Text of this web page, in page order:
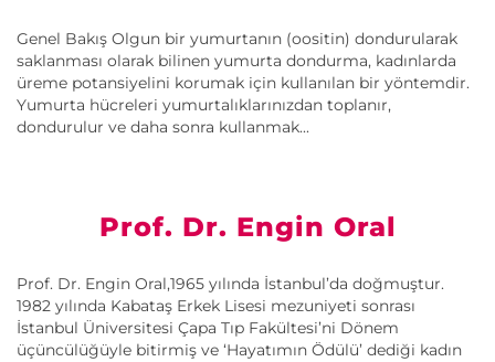
Genel Bakış Olgun bir yumurtanın (oositin) dondurularak
saklanması olarak bilinen yumurta dondurma, kadınlarda
üreme potansiyelini korumak için kullanılan bir yöntemdir.
Yumurta hücreleri yumurtalıklarınızdan toplanır,
dondurulur ve daha sonra kullanmak...
Prof. Dr. Engin Oral
Prof. Dr. Engin Oral,1965 yılında İstanbul’da doğmuştur.
1982 yılında Kabataş Erkek Lisesi mezuniyeti sonrası
İstanbul Üniversitesi Çapa Tıp Fakültesi’ni Dönem
üçüncülüğüyle bitirmiş ve ‘Hayatımın Ödülü’ dediği kadın